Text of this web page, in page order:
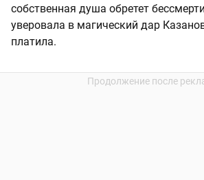
собственная душа обретет
уверовала в магический дар
платила.